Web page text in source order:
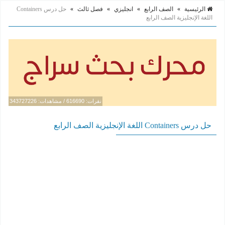
الرئيسية » الصف الرابع » انجليزي » فصل ثالث »
حل درس Containers
اللغة الإنجليزية الصف الرابع
نقرات: 616690 / مشاهدات: 343727226
حل درس Containers اللغة الإنجليزية الصف الرابع